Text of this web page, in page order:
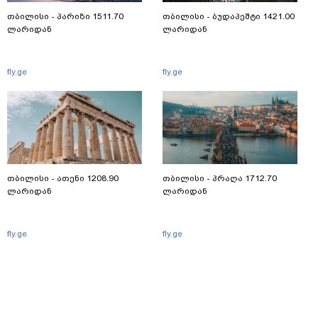
თბილისი - პარიზი 1511.70
ლარიდან
fly.ge
თბილისი - ათენი 1208.90
ლარიდან
fly.ge
თბილისი - ბუდაპეშტი 1421.00
ლარიდან
fly.ge
თბილისი - პრაღა 1712.70
ლარიდან
fly.ge